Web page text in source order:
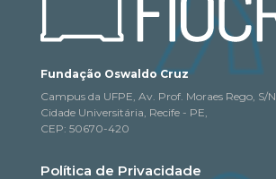
Fundação Oswaldo Cruz
Campus da UFPE, Av. Prof. Moraes Rego, S/N
Cidade Universitária, Recife - PE,
CEP: 50670-420
Política de Privacidade